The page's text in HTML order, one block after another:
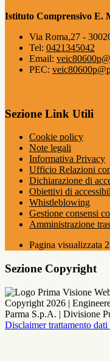
Istituto Comprensivo E.
Via Roma,27 -
Tel: 0421345042
Email:
PEC:
Sezione Link Utili
Cookie policy
Note legali
Informativa Privacy
Ufficio Relazioni
Dichiarazione di
Obiettivi di
Whistleblowing
Gestione consensi
Amministrazione
Pagina visualizzata
Sezione Copyright
Copyright 2026 |
Parma S.p.A. | Divisione
Disclaimer trattamento dati